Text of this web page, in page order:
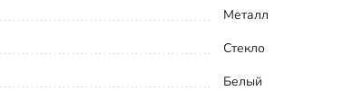
Металл
Стекло
Белый